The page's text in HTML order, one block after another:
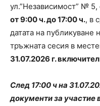
ул.”Независимост” №
от 9:00 ч. до 17:00 ч., в
датата на публикуване
тръжната сесия в
31.07.2026 г.
След 17:00 ч на
документи за участие